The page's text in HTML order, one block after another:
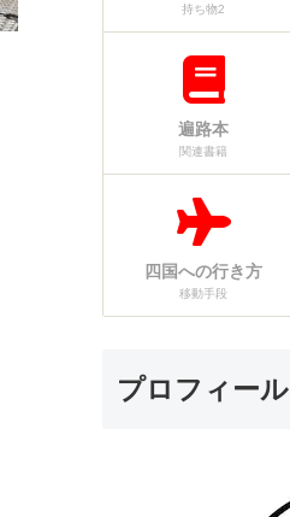
持ち物2
遍路本
関連書籍
四国への行き方
移動手段
プロフィール